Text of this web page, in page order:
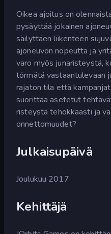
Oikea ajoitus on
pysäyttää jokainen
säilyttäen liikenteen
ajoneuvon nopeutta ja
varo myös junaristeystä,
törmätä vastaantulevaan
rajaton tila että
suorittaa asetetut
risteystä tehokkaasti ja
onnettomuudet?
Julkaisupäivä
Joulukuu 2017
Kehittäjä